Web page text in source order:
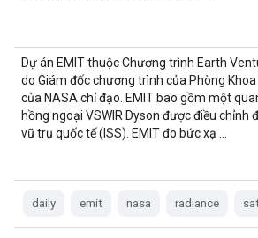
Dự án EMIT thuộc Chương trình Earth
do Giám đốc chương trình của Phòng
của NASA chỉ đạo. EMIT bao gồm một
hồng ngoại VSWIR Dyson được điều chỉnh
vũ trụ quốc tế (ISS). EMIT đo bức xạ …
daily emit nasa radiance